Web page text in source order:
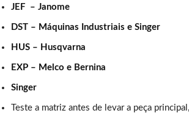
JEF – Janome
DST – Máquinas Industriais e Singer
HUS – Husqvarna
EXP – Melco e Bernina
Singer
Teste a matriz antes de levar a peça